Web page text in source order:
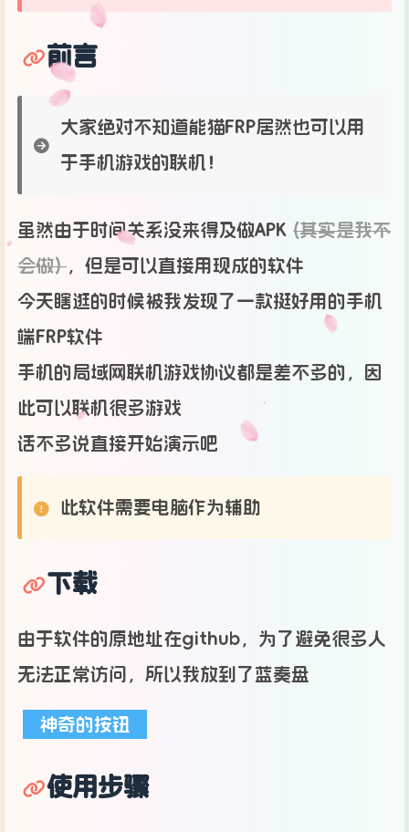
前言
大家绝对不知道能猫FRP居然也可以用
于手机游戏的联机！
虽然由于时间关系没来得及做APK (其实是我不
会做) ，但是可以直接用现成的软件
今天瞎逛的时候被我发现了一款挺好用的手机
端FRP软件
手机的局域网联机游戏协议都是差不多的，因
此可以联机很多游戏
话不多说直接开始演示吧
此软件需要电脑作为辅助
下载
由于软件的原地址在github，为了避免很多人
无法正常访问，所以我放到了蓝奏盘
神奇的按钮
使用步骤